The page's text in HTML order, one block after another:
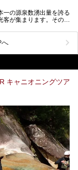
ンションにも温泉を引い
なればと思います。
一の源泉数湧出量を誇る
が集まります。その別
型イベントで、施設を回
名人の認定を目指すと
いる地元に根付いた銭
様々な形態の温泉があり
か？
へ
キャニオニングツア